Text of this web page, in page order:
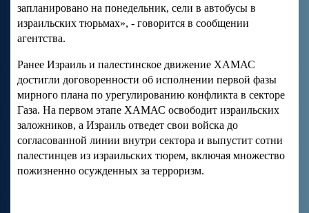
запланировано на понедельник, сели в автобусы в
израильских тюрьмах», - говорится в сообщении
агентства.
Ранее Израиль и палестинское движение ХАМАС
достигли договоренности об исполнении первой фазы
мирного плана по урегулированию конфликта в секторе
Газа. На первом этапе ХАМАС освободит израильских
заложников, а Израиль отведет свои войска до
согласованной линии внутри сектора и выпустит сотни
палестинцев из израильских тюрем, включая множество
пожизненно осужденных за терроризм.